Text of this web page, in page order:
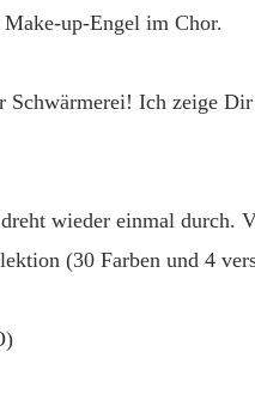
up-Engel im Chor.
Ich zeige
wieder einmal durch.
(30 Farben und 4